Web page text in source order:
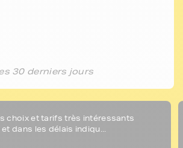
30 derniers jours
choix et tarifs très intéressants
dans les délais indiqu...